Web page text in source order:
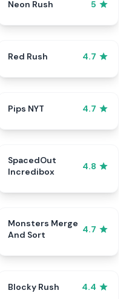
Neon Rush 5
Red Rush 4.7
Pips NYT 4.7
SpacedOut
Incredibox
4.8
Monsters Merge
And Sort
4.7
Blocky Rush 4.4